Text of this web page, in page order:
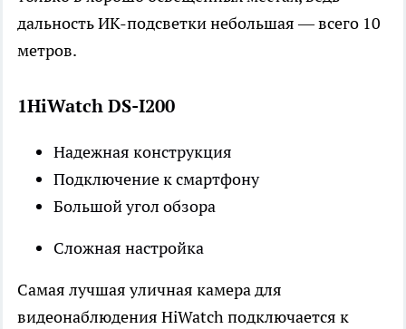
дальность ИК-подсветки небольшая — всего 10
метров.
1HiWatch DS-I200
Надежная конструкция
Подключение к смартфону
Большой угол обзора
Сложная настройка
Самая лучшая уличная камера для
видеонаблюдения HiWatch подключается к